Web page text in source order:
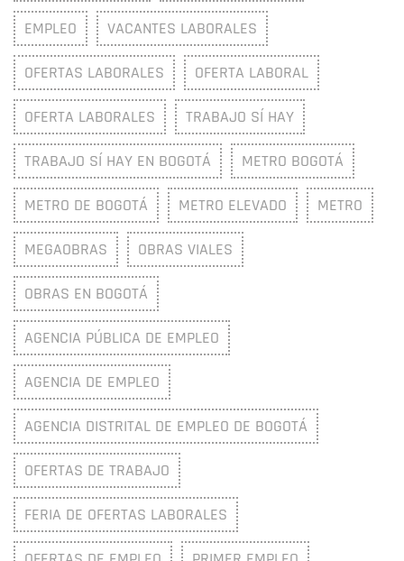
EMPLEO VACANTES LABORALES
OFERTAS LABORALES OFERTA LABORAL
OFERTA LABORALES TRABAJO SÍ HAY
TRABAJO SÍ HAY EN BOGOTÁ METRO BOGOTÁ
METRO DE BOGOTÁ METRO ELEVADO METRO
MEGAOBRAS OBRAS VIALES
OBRAS EN BOGOTÁ
AGENCIA PÚBLICA DE EMPLEO
AGENCIA DE EMPLEO
AGENCIA DISTRITAL DE EMPLEO DE BOGOTÁ
OFERTAS DE TRABAJO
FERIA DE OFERTAS LABORALES